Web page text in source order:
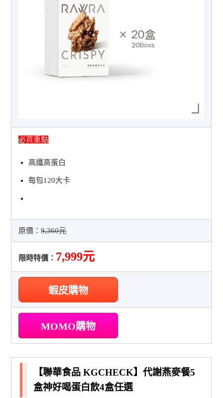
必買重點
高纖高蛋白
每包120大卡
原價：9,360元
限時特價： 7,999元
蝦皮購物
MOMO購物
【聯華食品 KGCHECK】代謝燕麥餐5
盒神好喝蛋白飲4盒任選